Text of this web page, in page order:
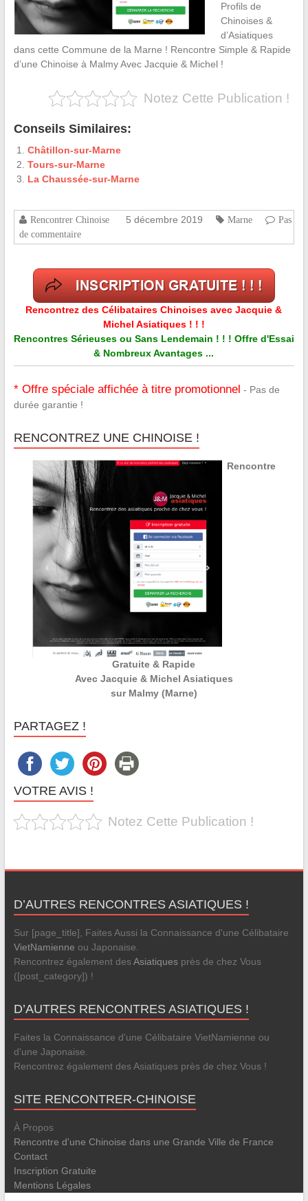
Profils de
Chinoises &
d’Asiatiques
dans cette Commune de la Marne ! Rencontre Simple & Rapide
d’une Chinoise à Malmy Avec Jacquie & Michel !
Notez Cette Publication !
Conseils Similaires:
Châtillon-sur-Marne
Tours-sur-Marne
La Chaussée-sur-Marne
Rencontrer Chinoise 5 décembre 2019 Marne
Pas
de commentaire
Rencontrez des Célibataires Chinoises avec Jacquie &
Michel Asiatiques ! ! !
Rencontres Sérieuses ou Sans Lendemain ! ! ! Offre d'Essai
& Nombreux Avantages ...
* Offre spéciale affichée à titre promotionnel - Pas de
durée garantie !
RENCONTREZ UNE CHINOISE !
Rencontre
Gratuite & Rapide
Avec Jacquie & Michel Asiatiques
sur Malmy (Marne)
PARTAGEZ !
VOTRE AVIS !
Notez Cette Publication !
D’AUTRES RENCONTRES ASIATIQUES !
Sur [page_title], Faites Aussi la Connaissance d'une Célibataire
VietNamienne ou Japonaise.
Rencontrez également desAsiatiquesprès de chez Vous
([post_category]) !
D’AUTRES RENCONTRES ASIATIQUES !
Faites la Connaissance d'une Célibataire VietNamienne ou
d'une Japonaise.
Rencontrez également des Asiatiques près de chez Vous !
SITE RENCONTRER-CHINOISE
À Propos
Rencontre d'une Chinoise dans une Grande Ville de France
Contact
Inscription Gratuite
Mentions Légales